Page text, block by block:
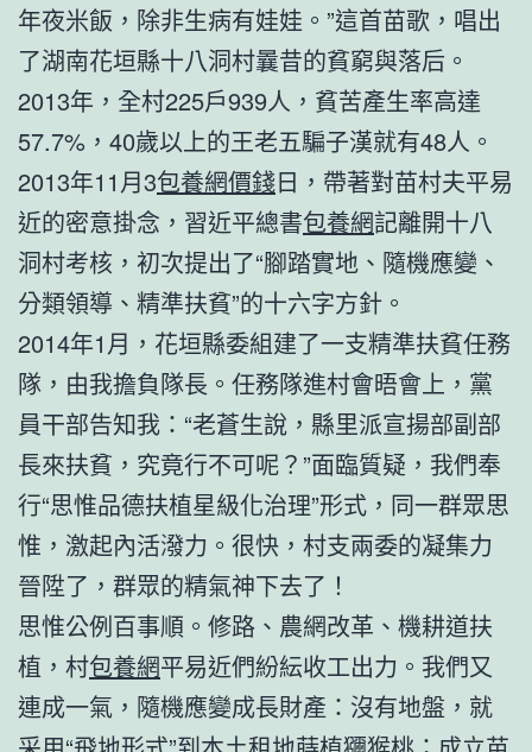
年夜米飯，除非生病有娃娃。”這首苗歌，唱出
了湖南花垣縣十八洞村曩昔的貧窮與落后。
2013年，全村225戶939人，貧苦產生率高達
57.7%，40歲以上的王老五騙子漢就有48人。
2013年11月3包養網價錢日，帶著對苗村夫平易
近的密意掛念，習近平總書包養網記離開十八
洞村考核，初次提出了“腳踏實地、隨機應變、
分類領導、精準扶貧”的十六字方針。
2014年1月，花垣縣委組建了一支精準扶貧任務
隊，由我擔負隊長。任務隊進村會晤會上，黨
員干部告知我：“老蒼生說，縣里派宣揚部副部
長來扶貧，究竟行不可呢？”面臨質疑，我們奉
行“思惟品德扶植星級化治理”形式，同一群眾思
惟，激起內活潑力。很快，村支兩委的凝集力
晉陞了，群眾的精氣神下去了！
思惟公例百事順。修路、農網改革、機耕道扶
植，村包養網平易近們紛紜收工出力。我們又
連成一氣，隨機應變成長財產：沒有地盤，就